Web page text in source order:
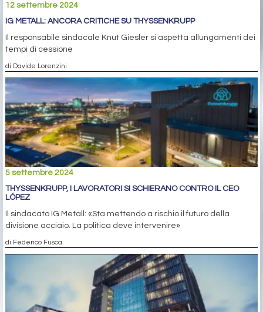
12 settembre 2024
IG METALL: ANCORA CRITICHE SU THYSSENKRUPP
Il responsabile sindacale Knut Giesler si aspetta allungamenti dei
tempi di cessione
di Davide Lorenzini
5 settembre 2024
THYSSENKRUPP, I LAVORATORI SI SCHIERANO CONTRO IL CEO
LÓPEZ
Il sindacato IG Metall: «Sta mettendo a rischio il futuro della
divisione acciaio. La politica deve intervenire»
di Federico Fusca